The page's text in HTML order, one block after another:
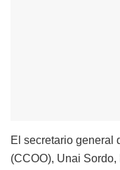
El secretario general
(CCOO), Unai